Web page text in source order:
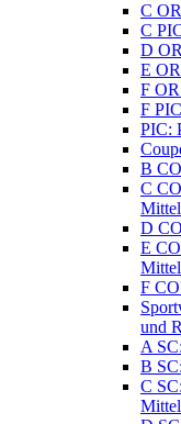
C
C
D
E
F
F
PIC:
B
C
D
E
F
und
A
B
C